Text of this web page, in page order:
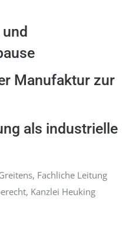
Manufaktur zur
als industrielle
Fachliche Leitung
Kanzlei Heuking